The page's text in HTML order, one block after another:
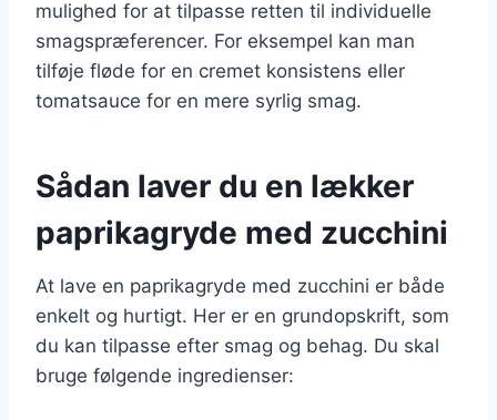
mulighed for at tilpasse retten til individuelle
smagspræferencer. For eksempel kan man
tilføje fløde for en cremet konsistens eller
tomatsauce for en mere syrlig smag.
Sådan laver du en lækker
paprikagryde med zucchini
At lave en paprikagryde med zucchini er både
enkelt og hurtigt. Her er en grundopskrift, som
du kan tilpasse efter smag og behag. Du skal
bruge følgende ingredienser: